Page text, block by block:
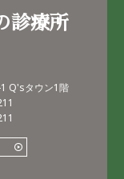
診療所
Q'sタウン1階